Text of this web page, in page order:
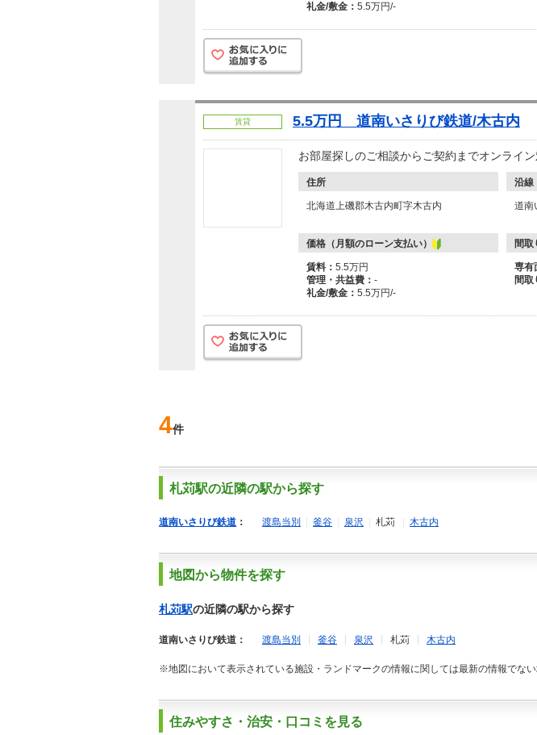
礼金/敷金： 5.5万円/-
賃貸 5.5万円 道南いさりび鉄道/木古内
お部屋探しのご相談からご契約までオンライン
住所 沿線
北海道上磯郡木古内町字木古内 道南
価格（月額のローン支払い） 間取
賃料： 5.5万円
管理・共益費： -
礼金/敷金： 5.5万円/-
専有
間取
4件
札苅駅の近隣の駅から探す
道南いさりび鉄道 ： 渡島当別 釜谷 泉沢 札苅 木古内
地図から物件を探す
札苅駅の近隣の駅から探す
道南いさりび鉄道： 渡島当別 釜谷 泉沢 札苅 木古内
※地図において表示されている施設・ランドマークの情報に関しては最新の情報でな
住みやすさ・治安・口コミを見る